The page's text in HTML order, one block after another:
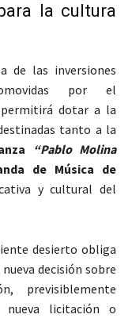
la cultura
de las inversiones
por el
dotar a la
tanto a la
“Pablo Molina
de Música de
y cultural del
desierto obliga
decisión sobre
previsiblemente
nueva licitación o